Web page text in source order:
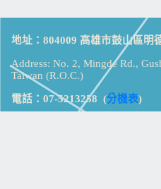
地址：804009 高雄市鼓山區明
Address: No. 2, Mingde Rd.,
Taiwan (R.O.C.)
電話：07-5213258 (分機表)